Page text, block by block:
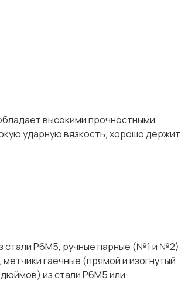
высокими прочностными
ударную вязкость, хорошо держит
стали Р6М5, ручные парные (№1 и №2)
гаечные (прямой и изогнутый
дюймов) из стали Р6М5 или